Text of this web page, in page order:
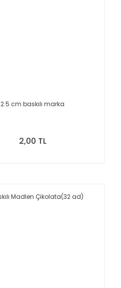
2.5 cm baskılı marka
2,00 TL